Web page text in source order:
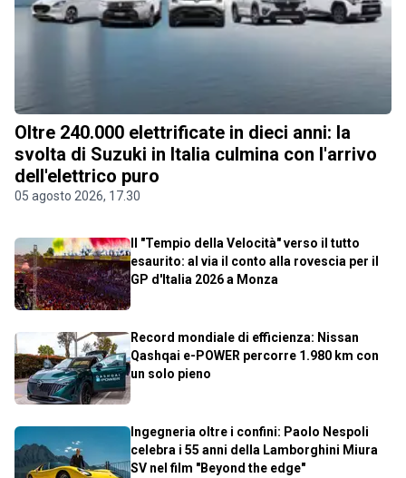
Oltre 240.000 elettrificate in dieci anni: la
svolta di Suzuki in Italia culmina con l'arrivo
dell'elettrico puro
05 agosto 2026, 17.30
Il "Tempio della Velocità" verso il tutto
esaurito: al via il conto alla rovescia per il
GP d'Italia 2026 a Monza
Record mondiale di efficienza: Nissan
Qashqai e-POWER percorre 1.980 km con
un solo pieno
Ingegneria oltre i confini: Paolo Nespoli
celebra i 55 anni della Lamborghini Miura
SV nel film "Beyond the edge"